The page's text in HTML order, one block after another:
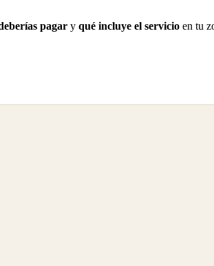
pagar y qué incluye el servicio en tu